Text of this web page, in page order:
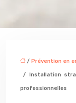
/ Prévention en
/ Installation
professionnelles